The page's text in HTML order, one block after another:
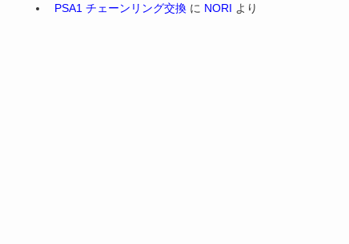
PSA1 チェーンリング交換 に NORI より